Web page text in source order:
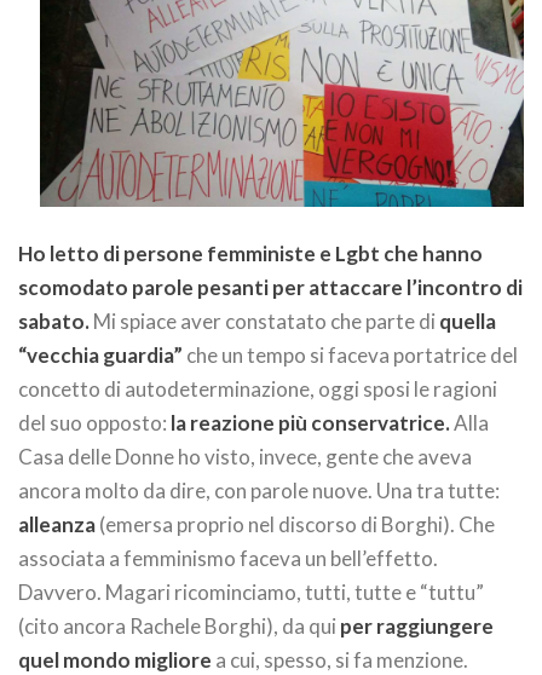
Ho letto di persone femministe e Lgbt che hanno
scomodato parole pesanti per attaccare l’incontro di
sabato.Mi spiace aver constatato che parte di quella
“vecchia guardia” che un tempo si faceva portatrice del
concetto di autodeterminazione, oggi sposi le ragioni
del suo opposto: la reazione più conservatrice.Alla
Casa delle Donne ho visto, invece, gente che aveva
ancora molto da dire, con parole nuove. Una tra tutte:
alleanza(emersa proprio nel discorso di Borghi). Che
associata a femminismo faceva un bell’effetto.
Davvero. Magari ricominciamo, tutti, tutte e “tuttu”
(cito ancora Rachele Borghi), da qui per raggiungere
quel mondo migliore a cui, spesso, si fa menzione.